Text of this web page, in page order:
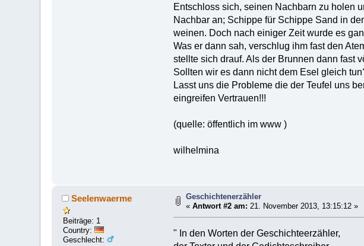
Entschloss sich, seinen Nachbarn zu holen
Nachbar an; Schippe für Schippe Sand in
weinen. Doch nach einiger Zeit wurde es
Was er dann sah, verschlug ihm fast den
stellte sich drauf. Als der Brunnen dann fast
Sollten wir es dann nicht dem Esel gleich
Lasst uns die Probleme die der Teufel uns
eingreifen Vertrauen!!!
(quelle: öffentlich im www )
wilhelmina
Seelenwaerme
Beiträge: 1
Country:
Geschlecht:
Geschichtenerzähler
«Antwort #2 am: 21. November 2013, 13:15:12 »
" In den Worten der Geschichteerzähler,